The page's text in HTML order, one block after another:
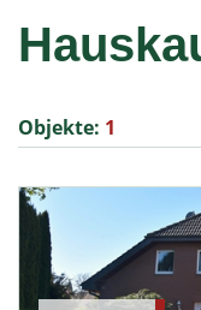
Objekte: 1